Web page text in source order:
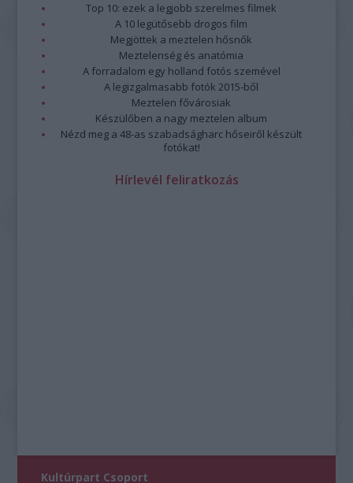
Top 10: ezek a legjobb szerelmes filmek
A 10 legütősebb drogos film
Megjöttek a meztelen hősnők
Meztelenség és anatómia
A forradalom egy holland fotós szemével
A legizgalmasabb fotók 2015-ből
Meztelen fővárosiak
Készülőben a nagy meztelen album
Nézd meg a 48-as szabadságharc hőseiről készült
fotókat!
Hírlevél feliratkozás
Kultúrpart Csoport